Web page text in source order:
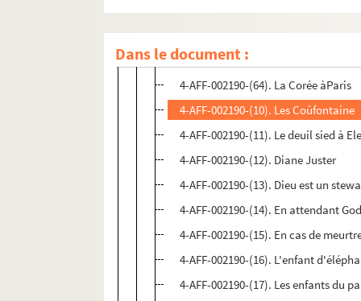
Dans le document :
4-AFF-002190-(08). Le Cid
4-AFF-002190-(09). Concert du
4-AFF-002190-(63). Concert Elliott
4-AFF-002190-(64). La Corée àParis
4-AFF-002190-(10). Les Coûfontaine
4-AFF-002190-(11). Le deuil sied à
4-AFF-002190-(12). Diane Juster
4-AFF-002190-(13). Dieu est un
4-AFF-002190-(14). En attendant
4-AFF-002190-(15). En cas de
4-AFF-002190-(16). L'enfant
4-AFF-002190-(17). Les enfants du